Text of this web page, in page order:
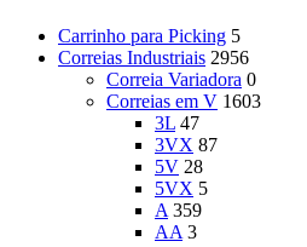
Carrinho para Picking 5
Correias Industriais 2956
Correia Variadora 0
Correias em V 1603
3L 47
3VX 87
5V 28
5VX 5
A 359
AA 3